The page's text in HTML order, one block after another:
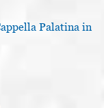
Palatina in